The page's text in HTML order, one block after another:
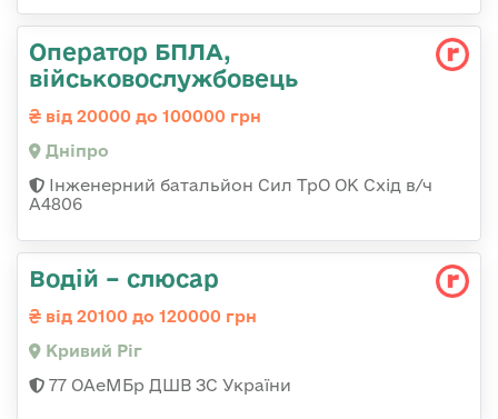
Оператор БПЛА,
військовослужбовець
від 20000 до 100000 грн
Дніпро
Інженерний батальйон Сил ТрО ОК Схід в/ч
А4806
Водій – слюсар
від 20100 до 120000 грн
Кривий Ріг
77 ОАеМБр ДШВ ЗС України